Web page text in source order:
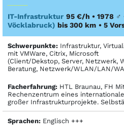
IT-Infrastruktur 95 €/h • 1978 ♂
Vöcklabruck) bis 300 km • 5
Schwerpunkte: Infrastruktur,
mit VMWare, Citrix, Microsoft
(Client/Dekstop, Server, Netzwerk,
Beratung, Netzwerk/WLAN/LAN/
Facher­fahrung: HTL Braunau, FH
Rechenzentrum eines
großer Infrastrukturprojekte.
Sprachen: Englisch +++